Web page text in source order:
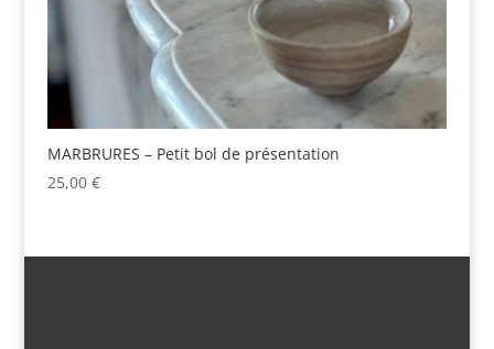
MARBRURES – Petit bol de présentation
25,00 €